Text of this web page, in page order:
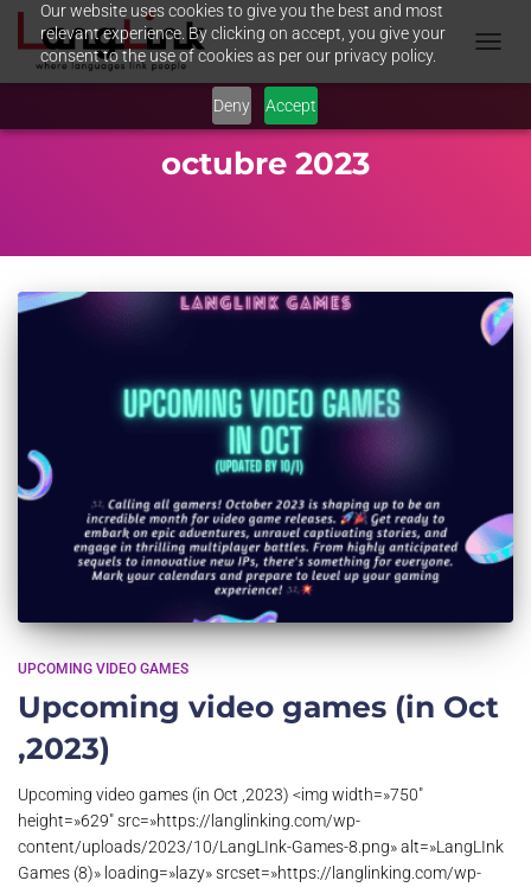
Our website uses cookies to give you the best and most
relevant experience. By clicking on accept, you give your
consent to the use of cookies as per our privacy policy.
Deny Accept
octubre 2023
UPCOMING VIDEO GAMES
Upcoming video games (in Oct
,2023)
Upcoming video games (in Oct ,2023) <img width=»750″
height=»629″ src=»https://langlinking.com/wp-
content/uploads/2023/10/LangLInk-Games-8.png» alt=»LangLInk
Games (8)» loading=»lazy» srcset=»https://langlinking.com/wp-